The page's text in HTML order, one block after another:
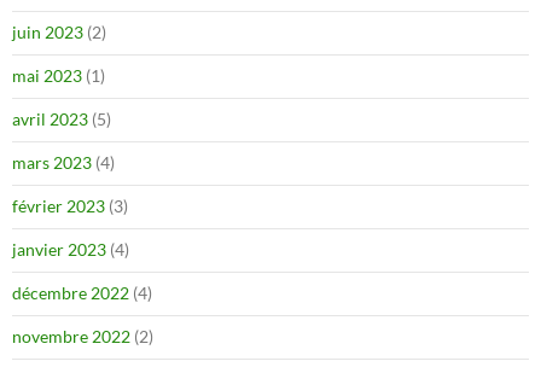
juin 2023 (2)
mai 2023 (1)
avril 2023 (5)
mars 2023 (4)
février 2023 (3)
janvier 2023 (4)
décembre 2022 (4)
novembre 2022 (2)